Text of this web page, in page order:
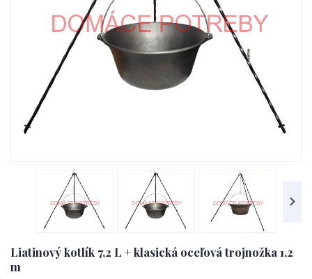
Liatinový kotlík 7,2 L + klasická oceľová trojnožka 1,2
m